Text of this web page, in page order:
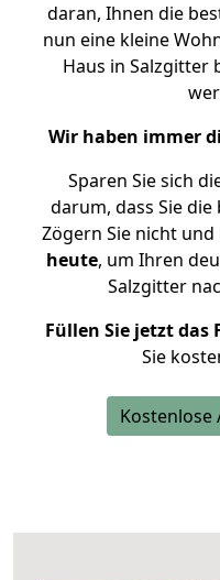
daran, Ihnen die
nun eine kleine
Haus in Salzgitter
Wir haben immer
Sparen Sie sich
darum, dass Sie
Zögern Sie nicht und
heute, um Ihren
Salzgitter
Füllen Sie jetzt das
Sie
Kostenlose